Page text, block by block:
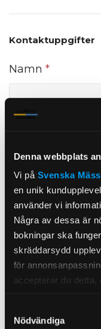
Denna webbplats
Vi på Svenska
en unik
använder vi
Några av dessa är
bokningar ska
skräddarsydd
för
accepterar du
data bearbetas i
Nödvändiga
Kontaktuppgifter
Namn *
Org. Nummer
E-post*